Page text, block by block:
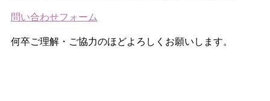
問い合わせフォーム
何卒ご理解・ご協力のほどよろしくお願いします。